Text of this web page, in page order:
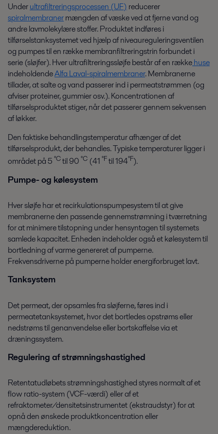
Underultrafiltreringsprocessen (UF) reducerer
spiralmembranermængden af væske ved at fjerne vand og
andre lavmolekylære stoffer. Produktet indføres i
tilførselstanksystemet ved hjælp af niveaureguleringsventilen
og pumpes til en række membranfiltreringstrin forbundet i
serie (sløjfer). Hver ultrafiltreringssløjfe består af en rækkehuse
indeholdendeAlfa Laval-spiralmembraner. Membranerne
tillader, at salte og vand passerer ind i permeatstrømmen (og
afviser proteiner, gummier osv.). Koncentrationen af
tilførselsproduktet stiger, når det passerer gennem sekvensen
af løkker.
Den faktiske behandlingstemperatur afhænger af det
tilførselsprodukt, der behandles. Typiske temperaturer ligger i
området på 5 °Ctil 90 °C (41 °Ftil 194°F).
Pumpe- og kølesystem
Hver sløjfe har et recirkulationspumpesystem til at give
membranerne den passende gennemstrømning i tværretning
for at minimere tilstopning under hensyntagen til systemets
samlede kapacitet. Enheden indeholder også et kølesystem til
bortledning af varme genereret af pumperne.
Frekvensdriverne på pumperne holder energiforbruget lavt.
Tanksystem
Det permeat, der opsamles fra sløjferne, føres ind i
permeatetanksystemet, hvor det bortledes opstrøms eller
nedstrøms til genanvendelse eller bortskaffelse via et
dræningssystem.
Regulering af strømningshastighed
Retentatudløbets strømningshastighed styres normalt af et
flow ratio-system (VCF-værdi) eller af et
refraktometer/densitetsinstrumentet (ekstraudstyr) for at
opnå den ønskede produktkoncentration eller
mængdereduktion.